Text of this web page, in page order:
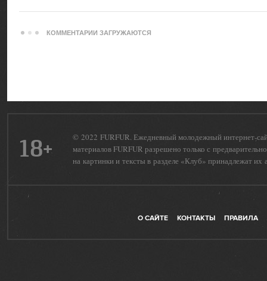
КОММЕНТАРИИ ЗАГРУЖАЮТСЯ
18+
© 2022 FURFUR. Ежедневный молодежный интернет-
материалов FURFUR разрешено только с
на картинки и тексты в разделе «Клуб» принадлежат их
О САЙТЕ КОНТАКТЫ ПРАВИЛА